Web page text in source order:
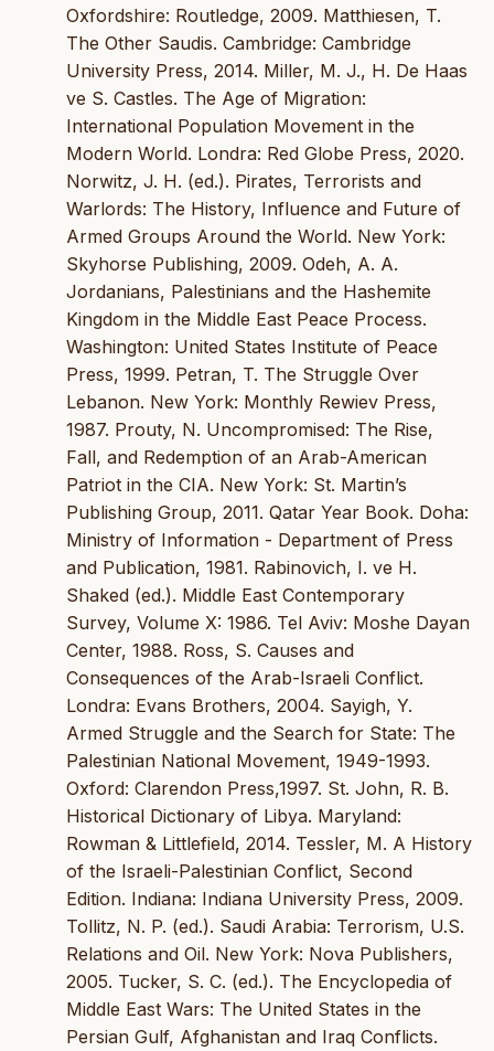
Oxfordshire: Routledge, 2009. Matthiesen, T.
The Other Saudis. Cambridge: Cambridge
University Press, 2014. Miller, M. J., H. De Haas
ve S. Castles. The Age of Migration:
International Population Movement in the
Modern World. Londra: Red Globe Press, 2020.
Norwitz, J. H. (ed.). Pirates, Terrorists and
Warlords: The History, Influence and Future of
Armed Groups Around the World. New York:
Skyhorse Publishing, 2009. Odeh, A. A.
Jordanians, Palestinians and the Hashemite
Kingdom in the Middle East Peace Process.
Washington: United States Institute of Peace
Press, 1999. Petran, T. The Struggle Over
Lebanon. New York: Monthly Rewiev Press,
1987. Prouty, N. Uncompromised: The Rise,
Fall, and Redemption of an Arab-American
Patriot in the CIA. New York: St. Martin’s
Publishing Group, 2011. Qatar Year Book. Doha:
Ministry of Information - Department of Press
and Publication, 1981. Rabinovich, I. ve H.
Shaked (ed.). Middle East Contemporary
Survey, Volume X: 1986. Tel Aviv: Moshe Dayan
Center, 1988. Ross, S. Causes and
Consequences of the Arab-Israeli Conflict.
Londra: Evans Brothers, 2004. Sayigh, Y.
Armed Struggle and the Search for State: The
Palestinian National Movement, 1949-1993.
Oxford: Clarendon Press,1997. St. John, R. B.
Historical Dictionary of Libya. Maryland:
Rowman & Littlefield, 2014. Tessler, M. A History
of the Israeli-Palestinian Conflict, Second
Edition. Indiana: Indiana University Press, 2009.
Tollitz, N. P. (ed.). Saudi Arabia: Terrorism, U.S.
Relations and Oil. New York: Nova Publishers,
2005. Tucker, S. C. (ed.). The Encyclopedia of
Middle East Wars: The United States in the
Persian Gulf, Afghanistan and Iraq Conflicts.